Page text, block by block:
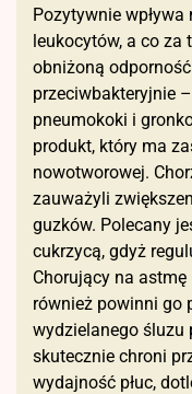
Pozytywnie wpływa
leukocytów, a co za
obniżoną
przeciwbakteryjnie
pneumokoki i
produkt, który ma
nowotworowej.
zauważyli
guzków. Polecany
cukrzycą, gdyż
Chorujący na
również powinni go
wydzielanego śluzu
skutecznie chroni
wydajność płuc,